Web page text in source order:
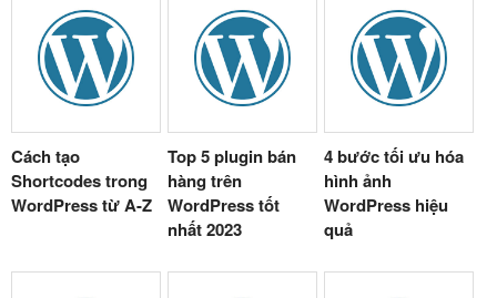
Cách tạo
Shortcodes trong
WordPress từ A-Z
Top 5 plugin bán
hàng trên
WordPress tốt
nhất 2023
4 bước tối ưu hóa
hình ảnh
WordPress hiệu
quả